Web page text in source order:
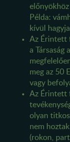
Példa:
kívül
Az Érintett
a Társaság
meg az 50
vagy
Az Érintett
olyan
nem
(rokon,